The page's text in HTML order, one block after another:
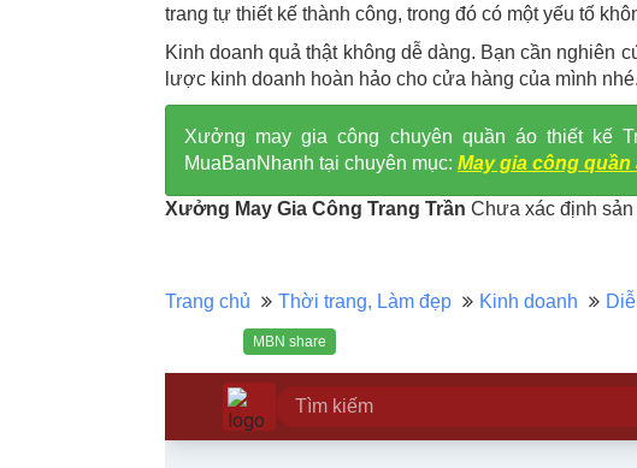
trang tự thiết kế thành công, trong đó có một yếu tố
Kinh doanh quả thật không dễ dàng. Bạn cần nghiên
lược kinh doanh hoàn hảo cho cửa hàng của mình nhé.
Xưởng may gia công chuyên quần áo thiết kế
MuaBanNhanh tại chuyên mục: May gia công
Xưởng May Gia Công Trang Trần Chưa xác định sản
Trang chủ Thời trang, Làm đẹp Kinh doanh
MBN share